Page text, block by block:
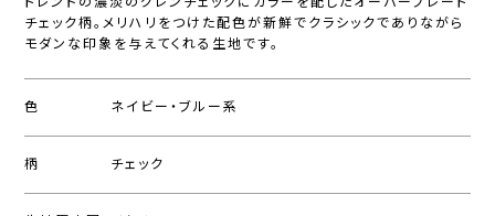
チェック柄。メリハリをつけた配色が新鮮でクラシックでありながら
モダンな印象を与えてくれる生地です。
色 ネイビー・ブルー系
柄 チェック